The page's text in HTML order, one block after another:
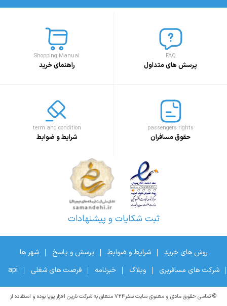
FAQ
پرسش های متداول
Shopping Manual
راهنمای خرید
passengers rights
حقوق مسافران
term and condition
شرایط و ضوابط
ثبت شکایات و پیشنهادات
روش های خرید شرایط و ضوابط پرسش و پاسخ
شهر ها
شرکت های مسافربری
وبلاگ خبرنامه فرصت های شغلی api
© تمامی حقوق مادی و معنوی سایت سفر۷۲۴ متعلق به شرکت نارین افزار پویا بوده و استفاده از